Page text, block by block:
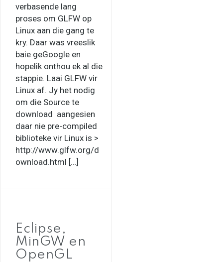
verbasende lang
proses om GLFW op
Linux aan die gang te
kry. Daar was vreeslik
baie geGoogle en
hopelik onthou ek al die
stappie. Laai GLFW vir
Linux af. Jy het nodig
om die Source te
download aangesien
daar nie pre-compiled
biblioteke vir Linux is >
http://www.glfw.org/d
ownload.html […]
Eclipse,
MinGW en
OpenGL